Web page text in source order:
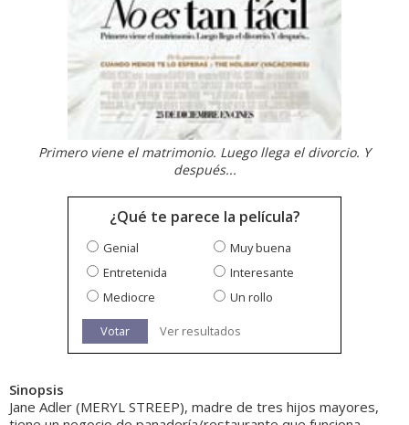
Primero viene el matrimonio. Luego llega el divorcio. Y
después...
¿Qué te parece la película?
Genial
Muy buena
Entretenida
Interesante
Mediocre
Un rollo
Votar Ver resultados
Sinopsis
Jane Adler (MERYL STREEP), madre de tres hijos mayores,